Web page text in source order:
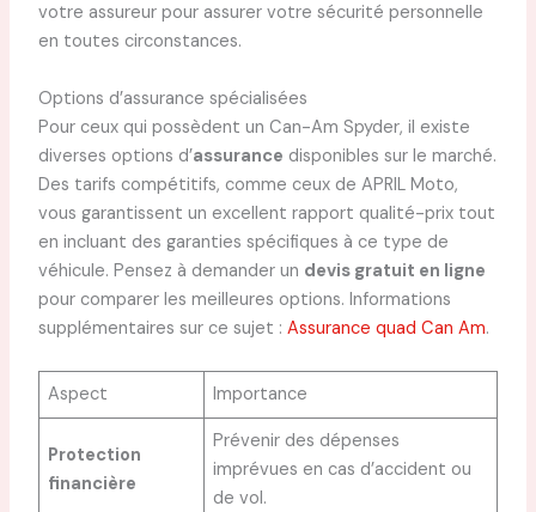
votre assureur pour assurer votre sécurité personnelle
en toutes circonstances.
Options d’assurance spécialisées
Pour ceux qui possèdent un Can-Am Spyder, il existe
diverses options d’assurance disponibles sur le marché.
Des tarifs compétitifs, comme ceux de APRIL Moto,
vous garantissent un excellent rapport qualité-prix tout
en incluant des garanties spécifiques à ce type de
véhicule. Pensez à demander un devis gratuit en ligne
pour comparer les meilleures options. Informations
supplémentaires sur ce sujet : Assurance quad Can Am.
Aspect Importance
Protection
financière
Prévenir des dépenses
imprévues en cas d’accident ou
de vol.